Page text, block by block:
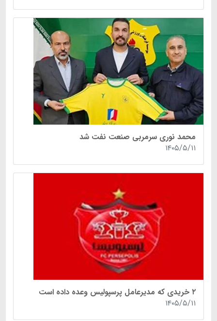
محمد نوری سرمربی صنعت نفت شد
۱۴۰۵/۵/۱۱
۲ خریدی که مدیرعامل پرسپولیس وعده داده است
۱۴۰۵/۵/۱۱